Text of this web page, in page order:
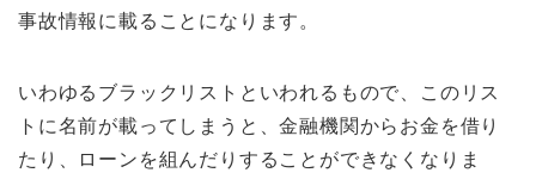
事故情報に載ることになります。
いわゆるブラックリストといわれるもので、このリス
トに名前が載ってしまうと、金融機関からお金を借り
たり、ローンを組んだりすることができなくなりま